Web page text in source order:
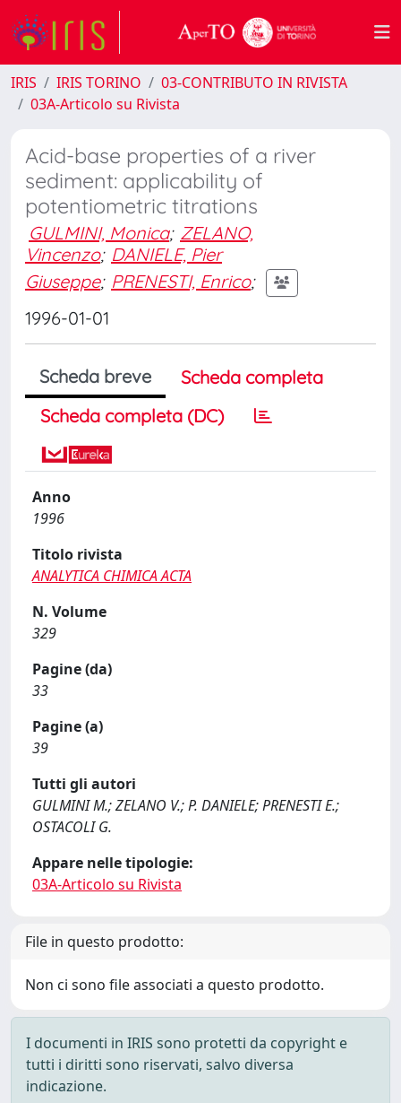
IRIS IRIS TORINO
03-CONTRIBUTO IN RIVISTA
03A-Articolo su Rivista
Acid-base properties of a river
sediment: applicability of
potentiometric titrations
GULMINI, Monica; ZELANO,
Vincenzo; DANIELE, Pier
Giuseppe; PRENESTI, Enrico;
1996-01-01
Scheda breve
Scheda completa
Scheda completa (DC)
Anno
1996
Titolo rivista
ANALYTICA CHIMICA ACTA
N. Volume
329
Pagine (da)
33
Pagine (a)
39
Tutti gli autori
GULMINI M.; ZELANO V.; P. DANIELE; PRENESTI E.;
OSTACOLI G.
Appare nelle tipologie:
03A-Articolo su Rivista
File in questo prodotto:
Non ci sono file associati a questo prodotto.
I documenti in IRIS sono protetti da copyright e
tutti i diritti sono riservati, salvo diversa
indicazione.